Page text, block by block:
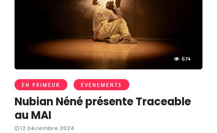
674
EN PRIMEUR EVENEMENTS
Nubian Néné présente Traceable
au MAI
12 Décembre 2024